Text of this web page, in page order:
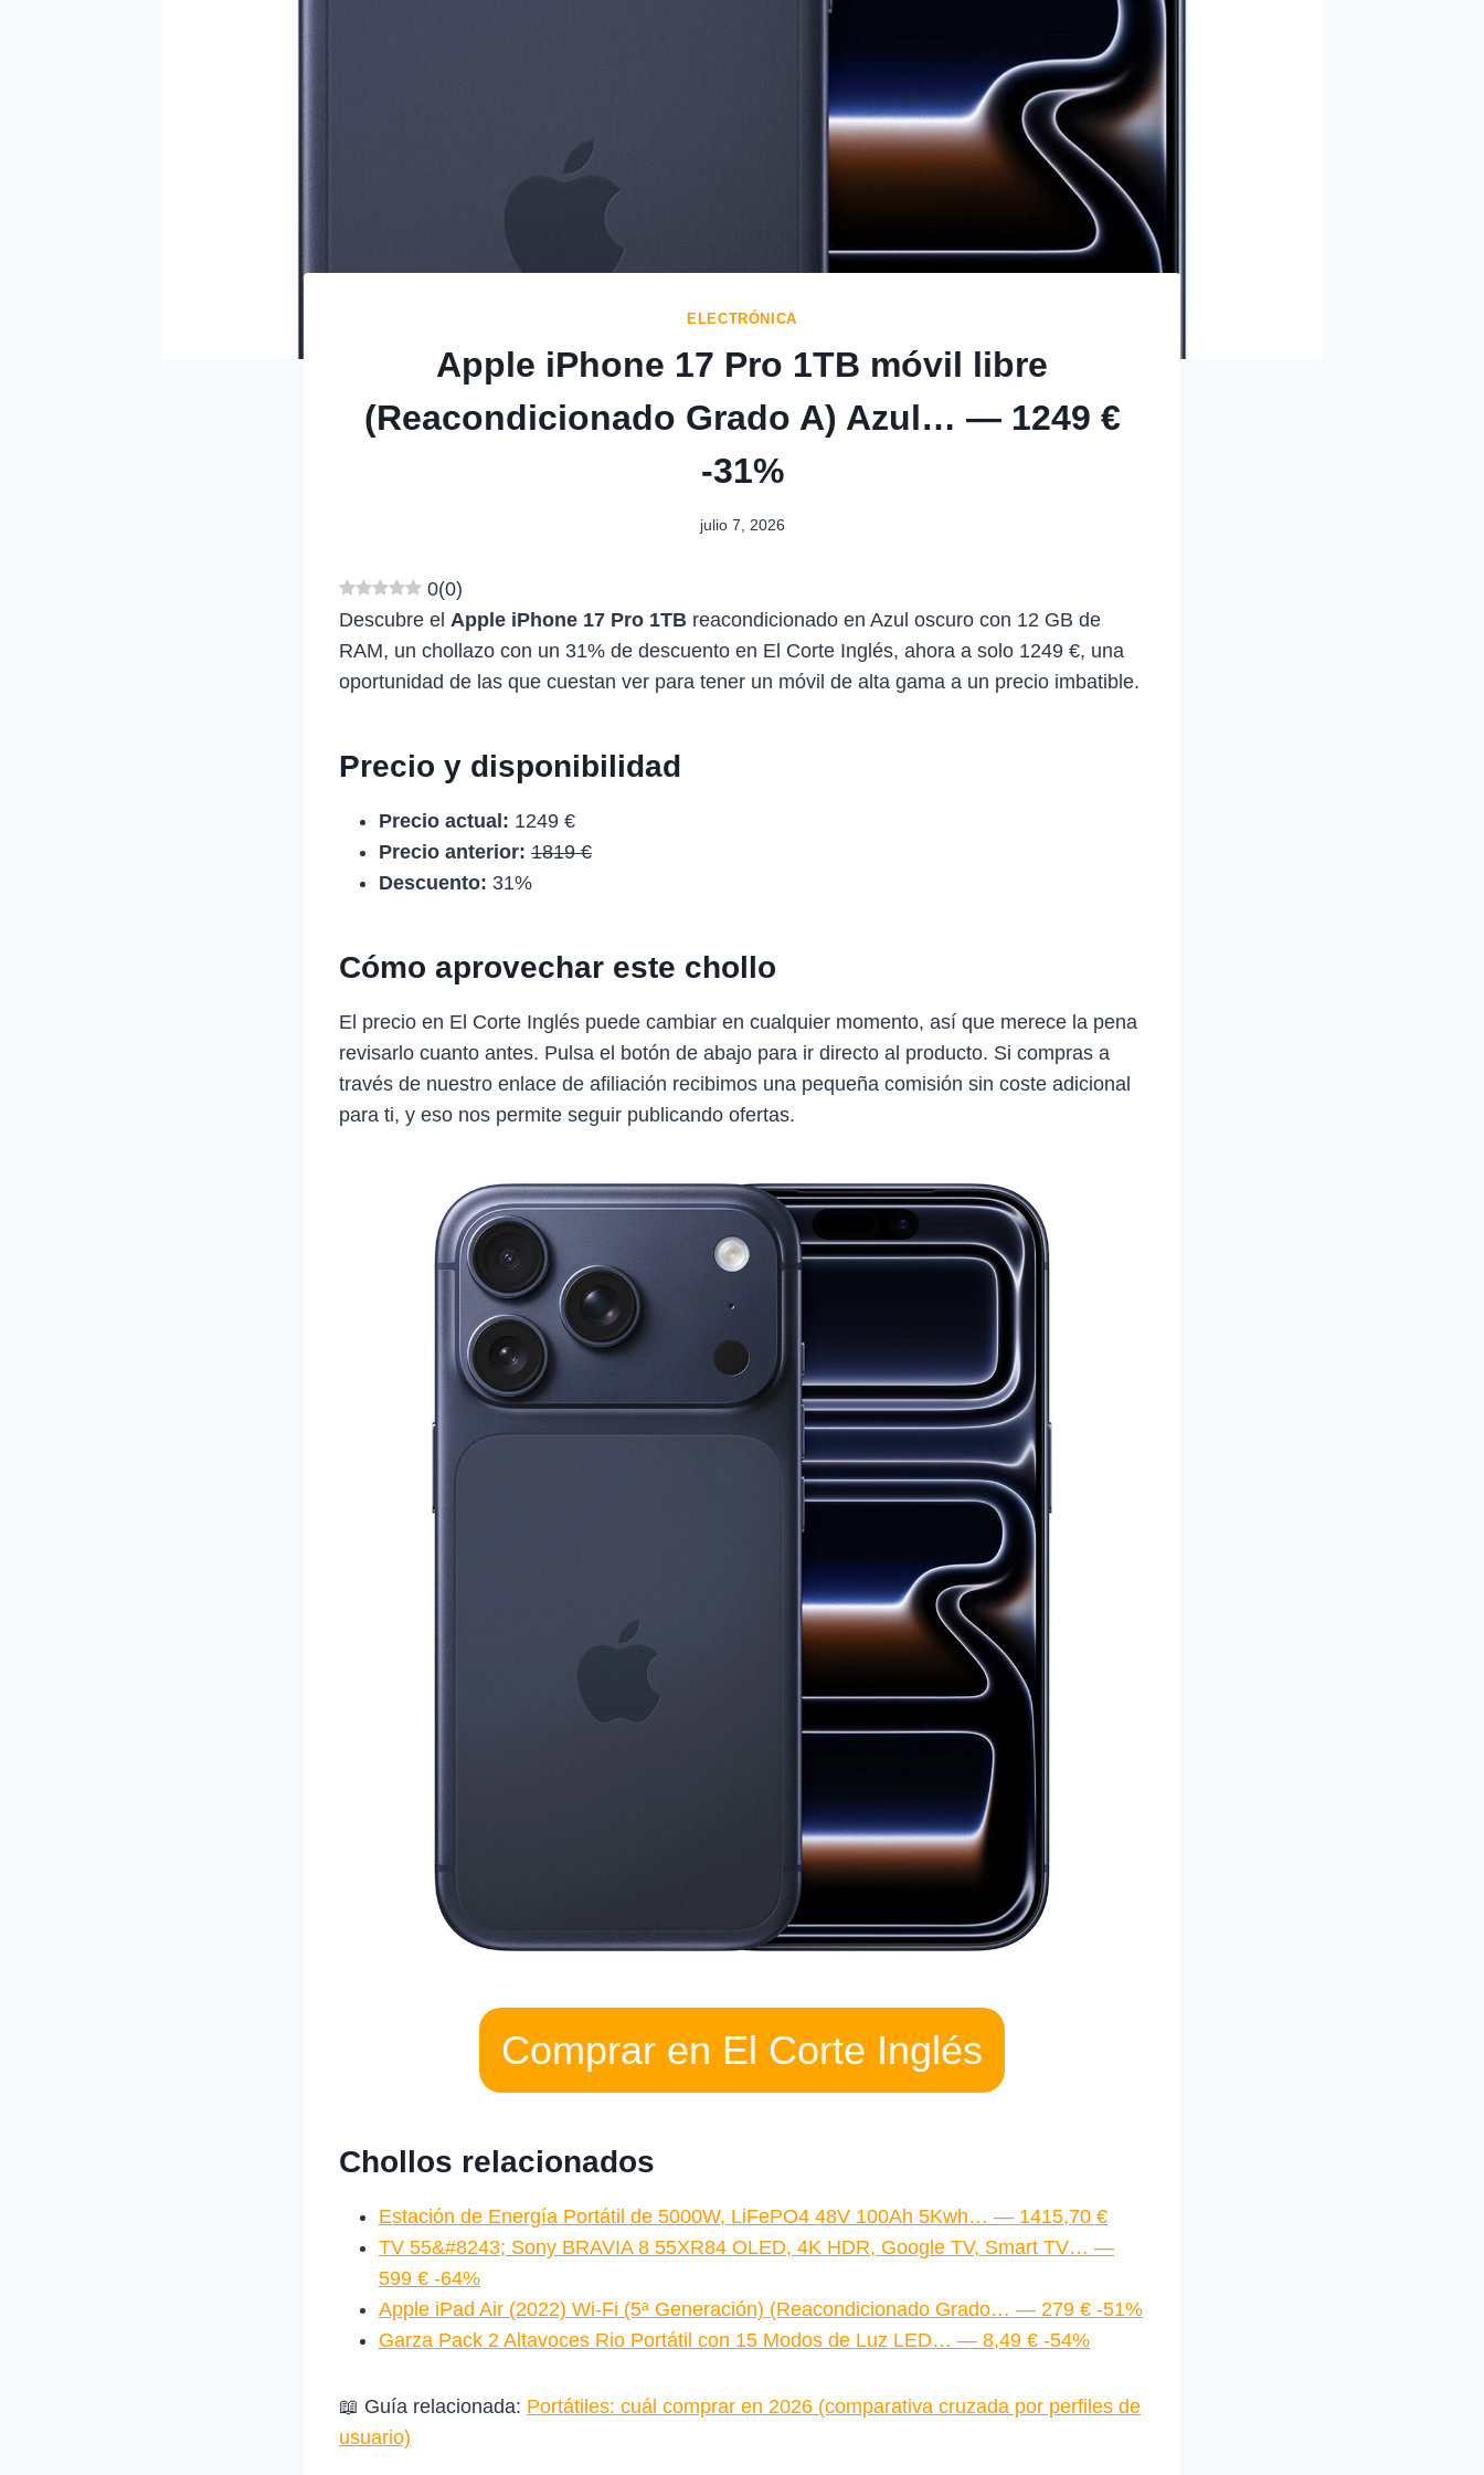
ELECTRÓNICA
Apple iPhone 17 Pro 1TB móvil libre
(Reacondicionado Grado A) Azul… — 1249 €
-31%
julio 7, 2026
0(0)
Descubre el Apple iPhone 17 Pro 1TB reacondicionado en Azul oscuro con 12 GB de
RAM, un chollazo con un 31% de descuento en El Corte Inglés, ahora a solo 1249 €, una
oportunidad de las que cuestan ver para tener un móvil de alta gama a un precio imbatible.
Precio y disponibilidad
Precio actual: 1249 €
Precio anterior: 1819 €
Descuento: 31%
Cómo aprovechar este chollo
El precio en El Corte Inglés puede cambiar en cualquier momento, así que merece la pena
revisarlo cuanto antes. Pulsa el botón de abajo para ir directo al producto. Si compras a
través de nuestro enlace de afiliación recibimos una pequeña comisión sin coste adicional
para ti, y eso nos permite seguir publicando ofertas.
Comprar en El Corte Inglés
Chollos relacionados
Estación de Energía Portátil de 5000W, LiFePO4 48V 100Ah 5Kwh… — 1415,70 €
TV 55&#8243; Sony BRAVIA 8 55XR84 OLED, 4K HDR, Google TV, Smart TV… —
599 € -64%
Apple iPad Air (2022) Wi-Fi (5ª Generación) (Reacondicionado Grado… — 279 € -51%
Garza Pack 2 Altavoces Rio Portátil con 15 Modos de Luz LED… — 8,49 € -54%
📖 Guía relacionada: Portátiles: cuál comprar en 2026 (comparativa cruzada por perfiles de
usuario)